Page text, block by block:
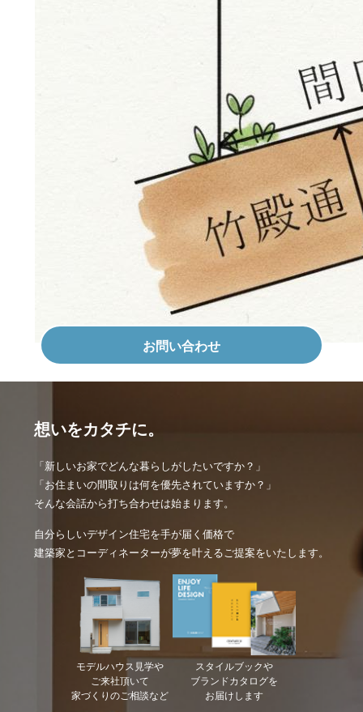
お問い合わせ
想いをカタチに。
「新しいお家でどんな暮らしがしたいですか？」
「お住まいの間取りは何を優先されていますか？」
そんな会話から打ち合わせは始まります。
自分らしいデザイン住宅を手が届く価格で
建築家とコーディネーターが夢を叶えるご提案をいたします。
モデルハウス見学や
ご来社頂いて
家づくりのご相談など
スタイルブックや
ブランドカタログを
お届けします